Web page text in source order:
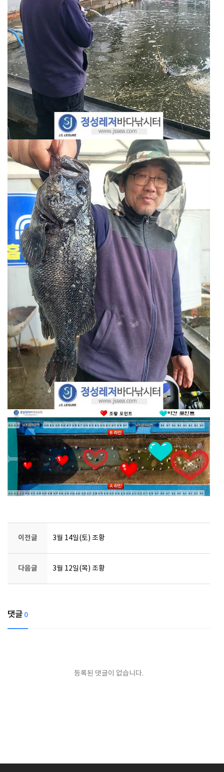
이전글 3월 14일(토) 조황
다음글 3월 12일(목) 조황
댓글 0
등록된 댓글이 없습니다.